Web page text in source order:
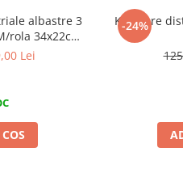
albastre 3
rola 34x22cm
Lei
-24%
Kit fixare